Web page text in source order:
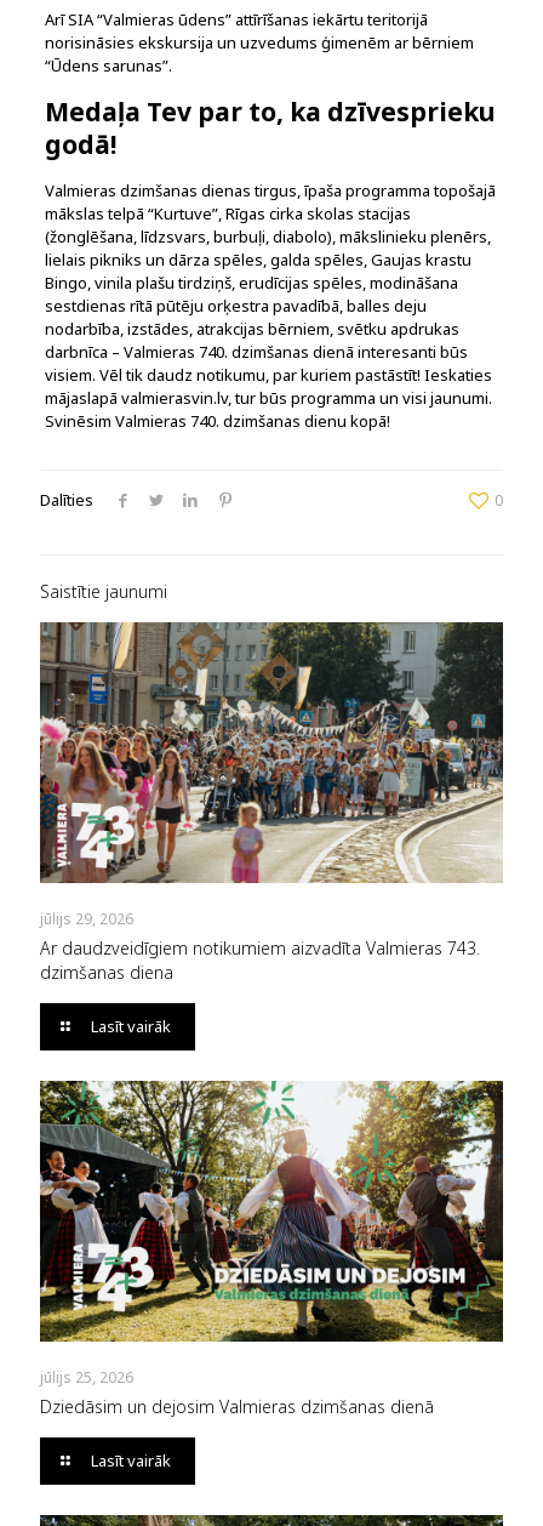
Arī SIA “Valmieras ūdens” attīrīšanas iekārtu teritorijā
norisināsies ekskursija un uzvedums ģimenēm ar bērniem
“Ūdens sarunas”.
Medaļa Tev par to, ka dzīvesprieku
godā!
Valmieras dzimšanas dienas tirgus, īpaša programma topošajā
mākslas telpā “Kurtuve”, Rīgas cirka skolas stacijas
(žonglēšana, līdzsvars, burbuļi, diabolo), mākslinieku plenērs,
lielais pikniks un dārza spēles, galda spēles, Gaujas krastu
Bingo, vinila plašu tirdziņš, erudīcijas spēles, modināšana
sestdienas rītā pūtēju orķestra pavadībā, balles deju
nodarbība, izstādes, atrakcijas bērniem, svētku apdrukas
darbnīca – Valmieras 740. dzimšanas dienā interesanti būs
visiem. Vēl tik daudz notikumu, par kuriem pastāstīt! Ieskaties
mājaslapā valmierasvin.lv, tur būs programma un visi jaunumi.
Svinēsim Valmieras 740. dzimšanas dienu kopā!
Dalīties 0
Saistītie jaunumi
jūlijs 29, 2026
Ar daudzveidīgiem notikumiem aizvadīta Valmieras 743.
dzimšanas diena
Lasīt vairāk
jūlijs 25, 2026
Dziedāsim un dejosim Valmieras dzimšanas dienā
Lasīt vairāk